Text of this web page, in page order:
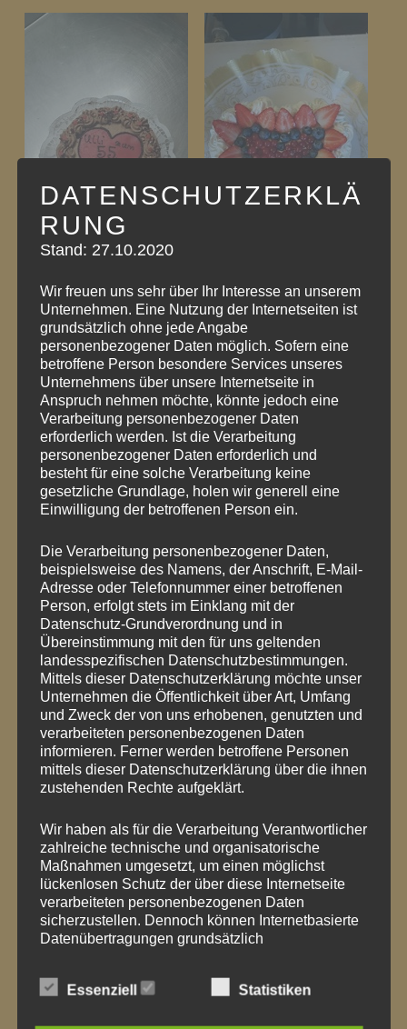
BEITRAGSNAVIGATION
PREVIOUS POST
Guten Rutsch!
NEXT POST
Karneval: wir
trotzen Corona mit
Berlinern und
Mutzenmandeln
0 COMMENTS ON “LIEBE GEHT
DURCH DEN MAGEN – VOR
ALLEM AM VALENTINSTAG
SCHREIBE EINEN KOMMENTAR
DATENSCHUTZERKLÄ
RUNG
Stand: 27.10.2020
Wir freuen uns sehr über Ihr Interesse an unserem
Unternehmen. Eine Nutzung der Internetseiten ist
grundsätzlich ohne jede Angabe
personenbezogener Daten möglich. Sofern eine
betroffene Person besondere Services unseres
Unternehmens über unsere Internetseite in
Anspruch nehmen möchte, könnte jedoch eine
Verarbeitung personenbezogener Daten
erforderlich werden. Ist die Verarbeitung
personenbezogener Daten erforderlich und
besteht für eine solche Verarbeitung keine
gesetzliche Grundlage, holen wir generell eine
Einwilligung der betroffenen Person ein.
Die Verarbeitung personenbezogener Daten,
beispielsweise des Namens, der Anschrift, E-Mail-
Adresse oder Telefonnummer einer betroffenen
Person, erfolgt stets im Einklang mit der
Datenschutz-Grundverordnung und in
Übereinstimmung mit den für uns geltenden
landesspezifischen Datenschutzbestimmungen.
Mittels dieser Datenschutzerklärung möchte unser
Unternehmen die Öffentlichkeit über Art, Umfang
und Zweck der von uns erhobenen, genutzten und
verarbeiteten personenbezogenen Daten
informieren. Ferner werden betroffene Personen
mittels dieser Datenschutzerklärung über die ihnen
zustehenden Rechte aufgeklärt.
Wir haben als für die Verarbeitung Verantwortlicher
zahlreiche technische und organisatorische
Maßnahmen umgesetzt, um einen möglichst
lückenlosen Schutz der über diese Internetseite
verarbeiteten personenbezogenen Daten
sicherzustellen. Dennoch können Internetbasierte
Datenübertragungen grundsätzlich
Schutz nicht gewährleistet werden kann. Aus
diesem Grund steht es jeder betroffenen Person
Essenziell Statistiken